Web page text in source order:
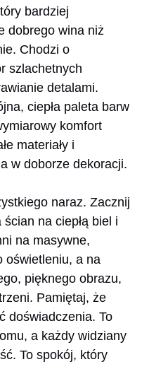
bardziej
dobrego wina niż
Chodzi o
szlachetnych
detalami.
ciepła paleta barw
komfort
materiały i
w doborze dekoracji.
naraz. Zacznij
na ciepłą biel i
na masywne,
oświetleniu, a na
pięknego obrazu,
Pamiętaj, że
doświadczenia. To
a każdy widziany
To spokój, który